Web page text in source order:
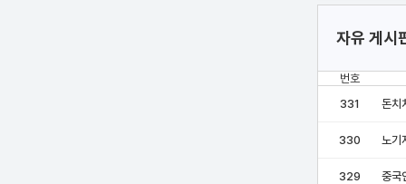
자유 게시
번호
331
돈치
330 노기
329 중국